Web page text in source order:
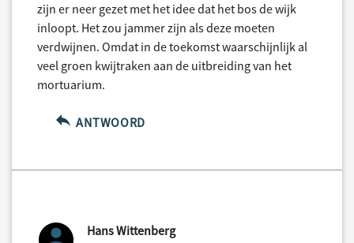
zijn er neer gezet met het idee dat het bos de wijk
inloopt. Het zou jammer zijn als deze moeten
verdwijnen. Omdat in de toekomst waarschijnlijk al
veel groen kwijtraken aan de uitbreiding van het
mortuarium.
ANTWOORD
Hans Wittenberg